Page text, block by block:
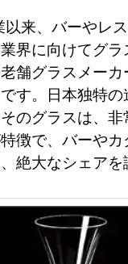
以来、バーやレ
界に向けてグ
舗グラスメー
す。日本独特の
のグラスは、
徴で、バーやカ
絶大なシェアを